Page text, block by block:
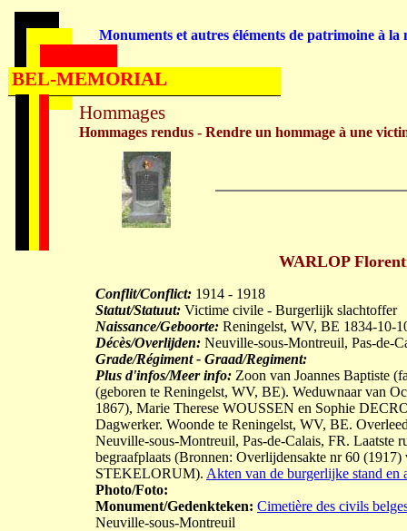
WARLOP
Conflit/Conflict: 1914 - 1918
Statut/Statuut: Victime civile - Burgerlijk slachtoffer
Naissance/Geboorte: Reningelst, WV, BE 1834-10-
Décès/Overlijden: Neuville-sous-Montreuil, Pas-de-
Grade/Régiment - Graad/Regiment:
Plus d'infos/Meer info: Zoon van Joannes Baptiste
(geboren te Reningelst, WV, BE). Weduwnaar van
1867), Marie Therese WOUSSEN en Sophie
Dagwerker. Woonde te Reningelst, WV, BE.
Neuville-sous-Montreuil, Pas-de-Calais, FR. Laatste
begraafplaats (Bronnen: Overlijdensakte nr 60
STEKELORUM). Akten van de burgerlijke stand en
Photo/Foto:
Monument/Gedenkteken: Cimetière des civils
Neuville-sous-Montreuil
Hommages
Hommages rendus - Rendre un hommage à une
Monuments et autres éléments de patrimoine à la
BEL-MEMORIAL